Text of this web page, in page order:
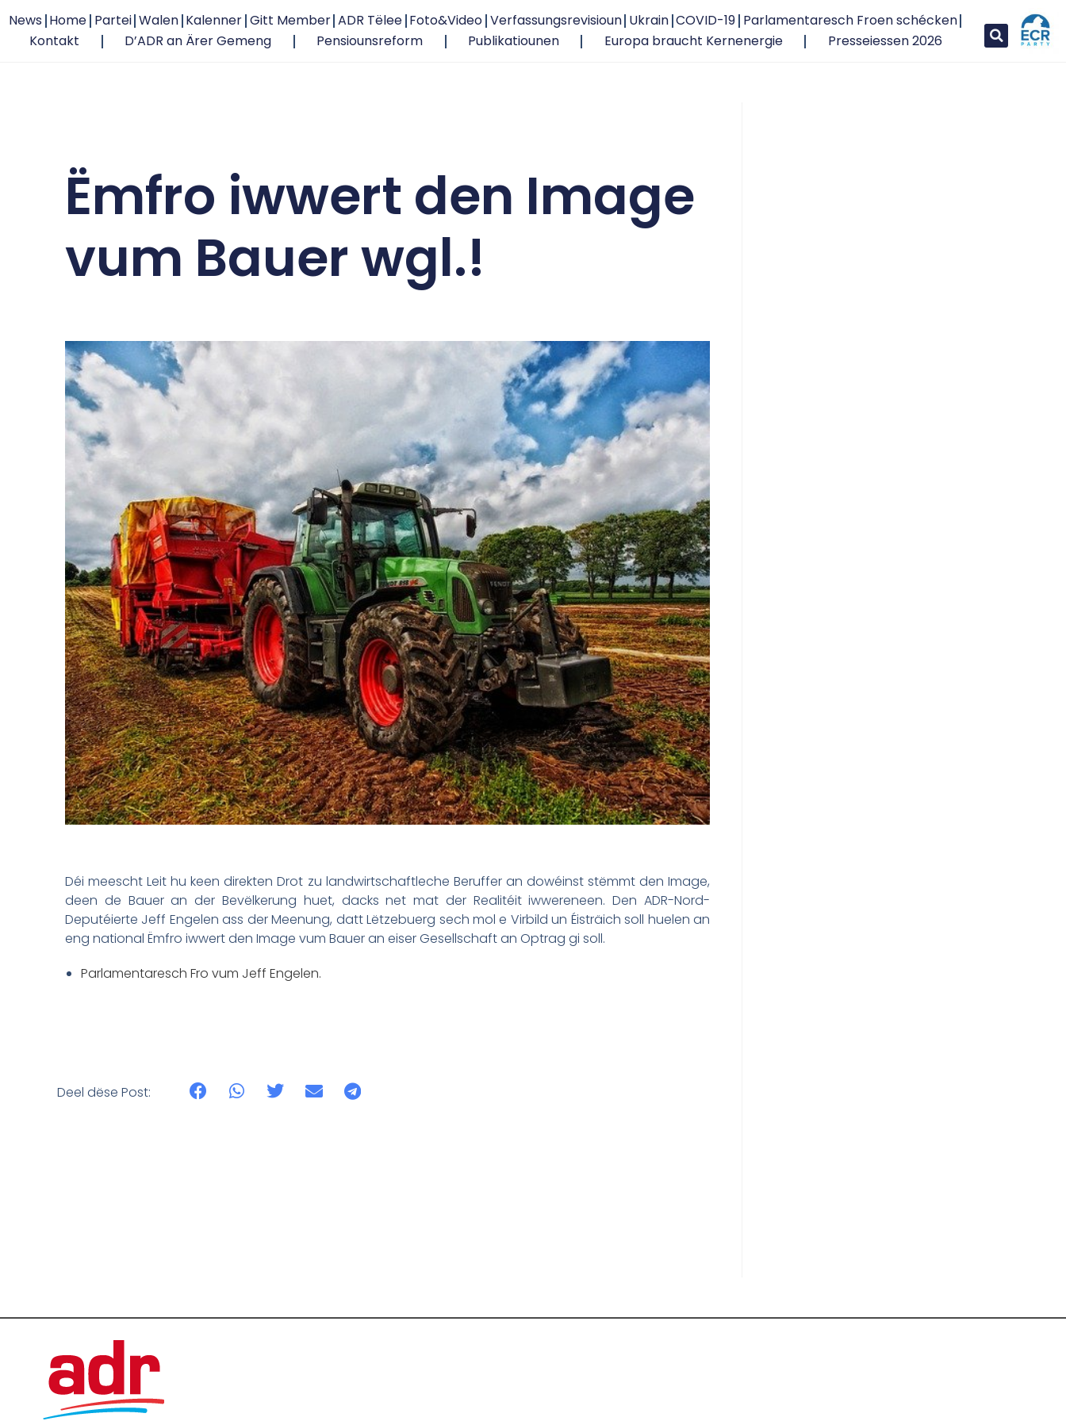
News Home Partei Walen Kalenner Gitt Member ADR Tëlee Foto&Video Verfassungsrevisioun Ukrain COVID-19 Parlamentaresch Froen schécken
Kontakt
D’ADR an Ärer Gemeng Pensiounsreform Publikatiounen Europa braucht Kernenergie Presseiessen 2026
Ëmfro iwwert den Image
vum Bauer wgl.!
Déi meescht Leit hu keen direkten Drot zu landwirtschaftleche Beruffer an dowéinst stëmmt den Image,
deen de Bauer an der Bevëlkerung huet, dacks net mat der Realitéit iwwereneen. Den ADR-Nord-
Deputéierte Jeff Engelen ass der Meenung, datt Lëtzebuerg sech mol e Virbild un Éisträich soll huelen an
eng national Ëmfro iwwert den Image vum Bauer an eiser Gesellschaft an Optrag gi soll.
Parlamentaresch Fro vum Jeff Engelen.
Deel dëse Post: